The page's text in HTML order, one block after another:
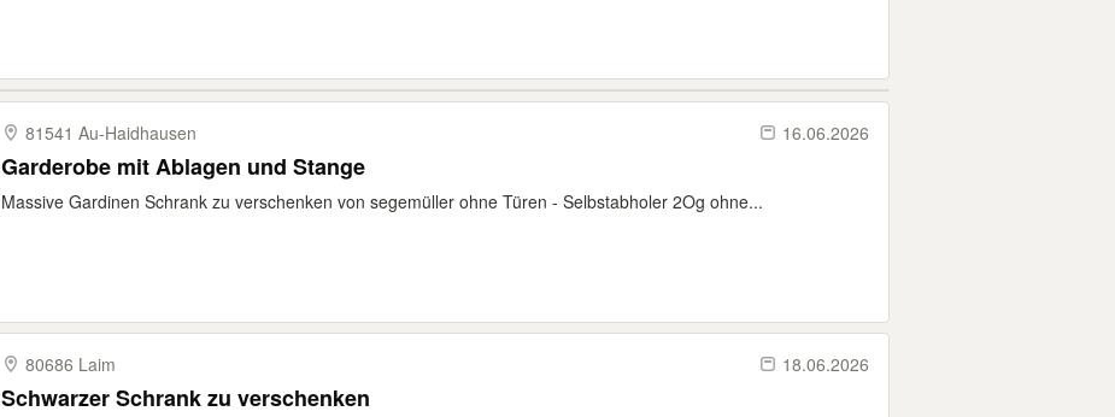
81541 Au-​Haidhausen 16.06.2026
Garderobe mit Ablagen und Stange
Massive Gardinen Schrank zu verschenken von segemüller ohne Türen - Selbstabholer 2Og ohne...
80686 Laim 18.06.2026
Schwarzer Schrank zu verschenken